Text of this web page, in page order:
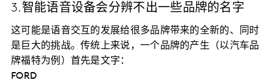
3.智能语音设备会分辨不出一些品牌的名字
这可能是语音交互的发展给很多品牌带来的全新的、同时
是巨大的挑战。传统上来说，一个品牌的产生（以汽车品
牌福特为例）首先是文字：
FORD